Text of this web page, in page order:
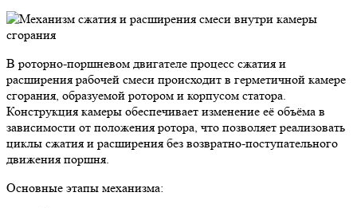
В роторно-поршневом двигателе процесс сжатия и
расширения рабочей смеси происходит в герметичной камере
сгорания, образуемой ротором и корпусом статора.
Конструкция камеры обеспечивает изменение её объёма в
зависимости от положения ротора, что позволяет реализовать
циклы сжатия и расширения без возвратно-поступательного
движения поршня.
Основные этапы механизма: